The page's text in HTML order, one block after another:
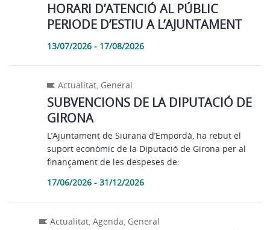
HORARI D’ATENCIÓ AL PÚBLIC
PERIODE D’ESTIU A L’AJUNTAMENT
13/07/2026 - 17/08/2026
Actualitat, General
SUBVENCIONS DE LA DIPUTACIÓ DE
GIRONA
L’Ajuntament de Siurana d’Empordà, ha rebut el
suport econòmic de la Diputació de Girona per al
finançament de les despeses de:
17/06/2026 - 31/12/2026
Actualitat, Agenda, General